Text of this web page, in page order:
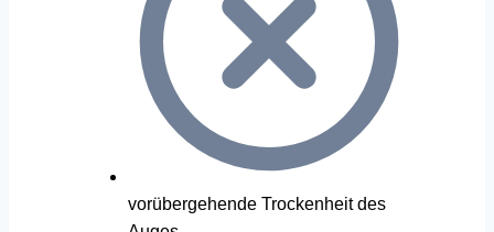
vorübergehende Trockenheit des